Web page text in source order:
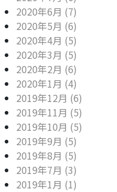
2020年6月 (7)
2020年5月 (6)
2020年4月 (5)
2020年3月 (5)
2020年2月 (6)
2020年1月 (4)
2019年12月 (6)
2019年11月 (5)
2019年10月 (5)
2019年9月 (5)
2019年8月 (5)
2019年7月 (3)
2019年1月 (1)